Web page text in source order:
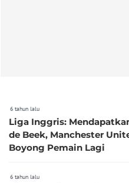
6 tahun lalu
Liga Inggris:
de Beek, Manchester
Boyong Pemain Lagi
6 tahun lalu